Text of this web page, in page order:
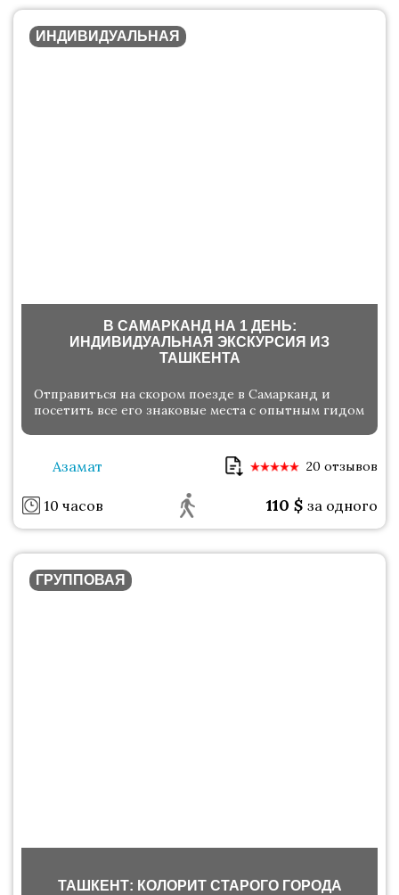
ИНДИВИДУАЛЬНАЯ
В САМАРКАНД НА 1 ДЕНЬ:
ИНДИВИДУАЛЬНАЯ ЭКСКУРСИЯ ИЗ
ТАШКЕНТА
Отправиться на скором поезде в Самарканд и
посетить все его знаковые места с опытным гидом
Азамат 20 отзывов
10 часов 110 $ за одного
ГРУППОВАЯ
ТАШКЕНТ: КОЛОРИТ СТАРОГО ГОРОДА